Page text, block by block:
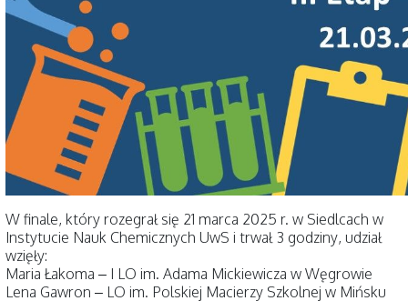
W finale, który rozegrał się 21 marca 2025 r. w Siedlcach w
Instytucie Nauk Chemicznych UwS i trwał 3 godziny, udział
wzięły:
Maria Łakoma – I LO im. Adama Mickiewicza w Węgrowie
Lena Gawron – LO im. Polskiej Macierzy Szkolnej w Mińsku